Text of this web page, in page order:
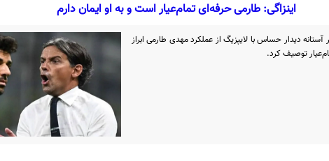
اینزاگی: طارمی حرفه‌ای تمام‌عیار است و به او ایمان دارم
آستانه دیدار حساس با لایپزیگ از عملکرد مهدی طارمی ابراز
توصیف کرد.